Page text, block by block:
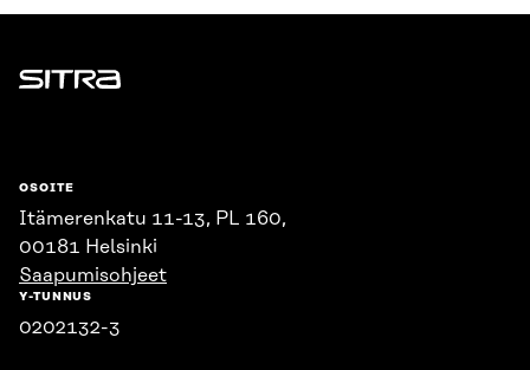
Sitra
OSOITE
Itämerenkatu 11-13, PL 160,
00181 Helsinki
Saapumisohjeet
Y-TUNNUS
0202132-3